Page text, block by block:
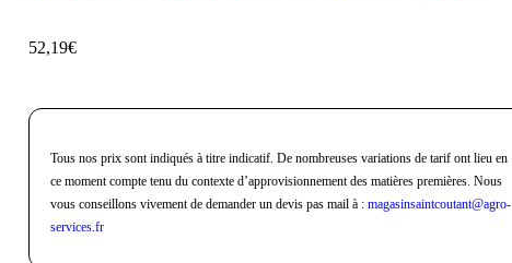
52,19€
Tous nos prix sont indiqués à titre indicatif. De nombreuses variations de tarif ont lieu en
ce moment compte tenu du contexte d’approvisionnement des matières premières. Nous
vous conseillons vivement de demander un devis pas mail à : magasinsaintcoutant@agro-
services.fr